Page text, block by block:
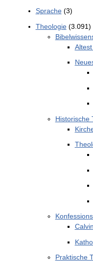
Sprache(3)
Theologie(3.091)
Historische
Praktische